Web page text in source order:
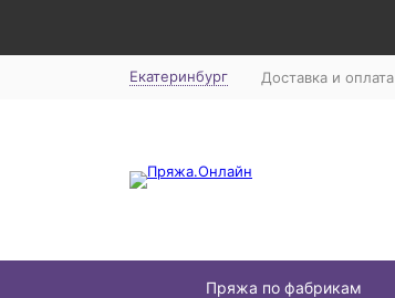
Екатеринбург Доставка и оплата
Пряжа по фабрикам